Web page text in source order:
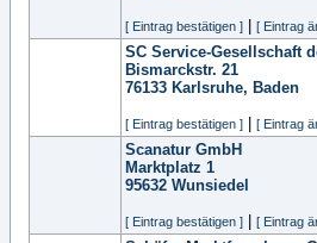
[ Eintrag bestätigen ] [ Eintrag
SC Service-Gesellschaft
Bismarckstr. 21
76133 Karlsruhe, Baden
[ Eintrag bestätigen ] [ Eintrag
Scanatur GmbH
Marktplatz 1
95632 Wunsiedel
[ Eintrag bestätigen ] [ Eintrag